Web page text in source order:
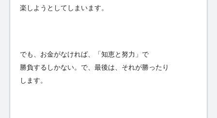
楽しようとしてしまいます。
でも、お金がなければ、「知恵と努力」で
勝負するしかない。で、最後は、それが勝ったり
します。